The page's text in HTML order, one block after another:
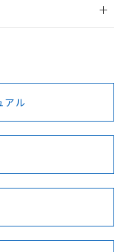
録
に、以下を必ずお読
Cd Cr(VI)
BV型式承認
（フランス
KR型式
（韓国
No No
証/適合状況ページへ
からご検索ください
アル